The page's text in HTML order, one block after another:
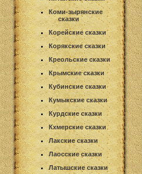
Коми-зырянские
сказки
Корейские сказки
Корякские сказки
Креольские сказки
Крымские сказки
Кубинские сказки
Кумыкские сказки
Курдские сказки
Кхмерские сказки
Лакские сказки
Лаосские сказки
Латышские сказки